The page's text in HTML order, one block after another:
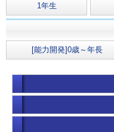
1年生
[能力開発]0歳～年長